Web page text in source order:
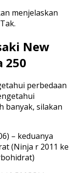
menjelaskan
New
250
perbedaan
banyak, silakan
– keduanya
(Ninja r 2011 ke